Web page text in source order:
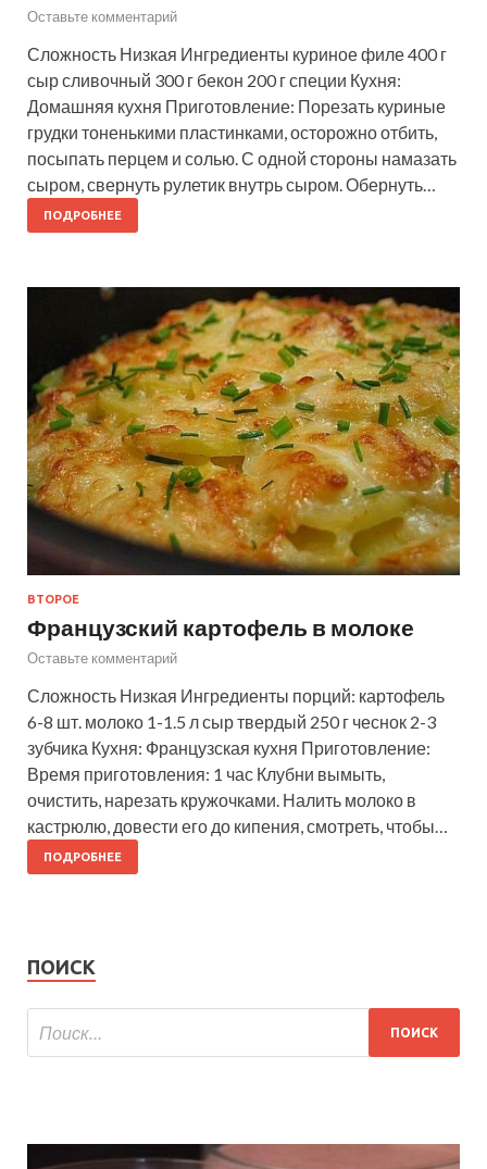
Оставьте комментарий
Сложность Низкая Ингредиенты куриное филе 400 г
сыр сливочный 300 г бекон 200 г специи Кухня:
Домашняя кухня Приготовление: Порезать куриные
грудки тоненькими пластинками, осторожно отбить,
посыпать перцем и солью. С одной стороны намазать
сыром, свернуть рулетик внутрь сыром. Обернуть…
ПОДРОБНЕЕ
ВТОРОЕ
Французский картофель в молоке
Оставьте комментарий
Сложность Низкая Ингредиенты порций: картофель
6-8 шт. молоко 1-1.5 л сыр твердый 250 г чеснок 2-3
зубчика Кухня: Французская кухня Приготовление:
Время приготовления: 1 час Клубни вымыть,
очистить, нарезать кружочками. Налить молоко в
кастрюлю, довести его до кипения, смотреть, чтобы…
ПОДРОБНЕЕ
ПОИСК